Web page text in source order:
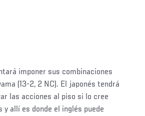
imponer sus combinaciones
(13-2, 2 NC). El japonés tendrá
las acciones al piso si lo cree
allí es donde el inglés puede